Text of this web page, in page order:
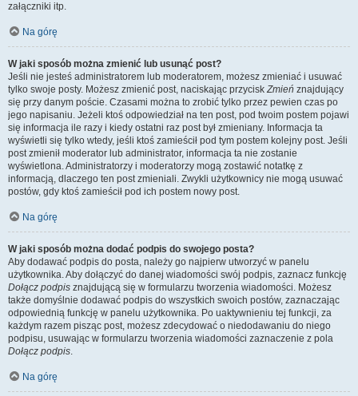
załączniki itp.
Na górę
W jaki sposób można zmienić lub usunąć post?
Jeśli nie jesteś administratorem lub moderatorem, możesz zmieniać i usuwać
tylko swoje posty. Możesz zmienić post, naciskając przyciskZmień znajdujący
się przy danym poście. Czasami można to zrobić tylko przez pewien czas po
jego napisaniu. Jeżeli ktoś odpowiedział na ten post, pod twoim postem pojawi
się informacja ile razy i kiedy ostatni raz post był zmieniany. Informacja ta
wyświetli się tylko wtedy, jeśli ktoś zamieścił pod tym postem kolejny post. Jeśli
post zmienił moderator lub administrator, informacja ta nie zostanie
wyświetlona. Administratorzy i moderatorzy mogą zostawić notatkę z
informacją, dlaczego ten post zmieniali. Zwykli użytkownicy nie mogą usuwać
postów, gdy ktoś zamieścił pod ich postem nowy post.
Na górę
W jaki sposób można dodać podpis do swojego posta?
Aby dodawać podpis do posta, należy go najpierw utworzyć w panelu
użytkownika. Aby dołączyć do danej wiadomości swój podpis, zaznacz funkcję
Dołącz podpis znajdującą się w formularzu tworzenia wiadomości. Możesz
także domyślnie dodawać podpis do wszystkich swoich postów, zaznaczając
odpowiednią funkcję w panelu użytkownika. Po uaktywnieniu tej funkcji, za
każdym razem pisząc post, możesz zdecydować o niedodawaniu do niego
podpisu, usuwając w formularzu tworzenia wiadomości zaznaczenie z pola
Dołącz podpis.
Na górę